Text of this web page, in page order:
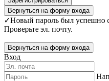
Вернуться на форму входа
✓Новый пароль был успешно
Проверьте эл. почту.
Вернуться на форму входа
Вход